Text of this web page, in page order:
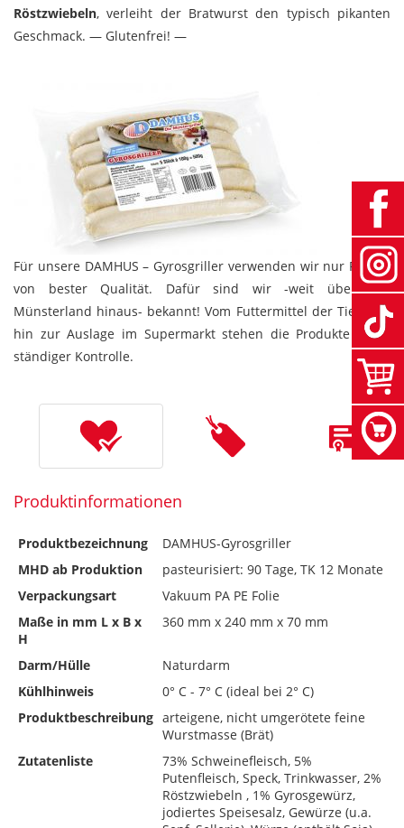
Röstzwiebeln, verleiht der Bratwurst den typisch pikanten
Geschmack. — Glutenfrei! —
Für unsere DAMHUS – Gyrosgriller verwenden wir nur Fleisch
von bester Qualität. Dafür sind wir -weit über das
Münsterland hinaus- bekannt! Vom Futtermittel der Tiere bis
hin zur Auslage im Supermarkt stehen die Produkte unter
ständiger Kontrolle.
Produktinformationen
Produktbezeichnung
DAMHUS-Gyrosgriller
MHD ab Produktion
pasteurisiert: 90 Tage, TK 12 Monate
Verpackungsart
Vakuum PA PE Folie
Maße in mm L x B x
H
360 mm x 240 mm x 70 mm
Darm/Hülle
Naturdarm
Kühlhinweis
0° C - 7° C (ideal bei 2° C)
Produktbeschreibung arteigene, nicht umgerötete feine
Wurstmasse (Brät)
Zutatenliste
73% Schweinefleisch, 5%
Putenfleisch, Speck, Trinkwasser, 2%
Röstzwiebeln , 1% Gyrosgewürz,
jodiertes Speisesalz, Gewürze (u.a.